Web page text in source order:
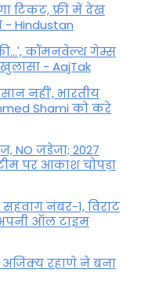
टिकट, फ्री में देख
Hindustan
कॉमनवेल्थ गेम्स
खुलासा - AajTak
नहीं', भारतीय
Shami को करे
NO जडेजा; 2027
पर आकाश चोपड़ा
सहवाग नंबर-1, विराट
अपनी ऑल टाइम
रहाणे ने बना